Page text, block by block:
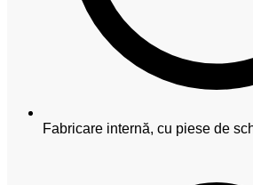
Fabricare internă, cu piese de